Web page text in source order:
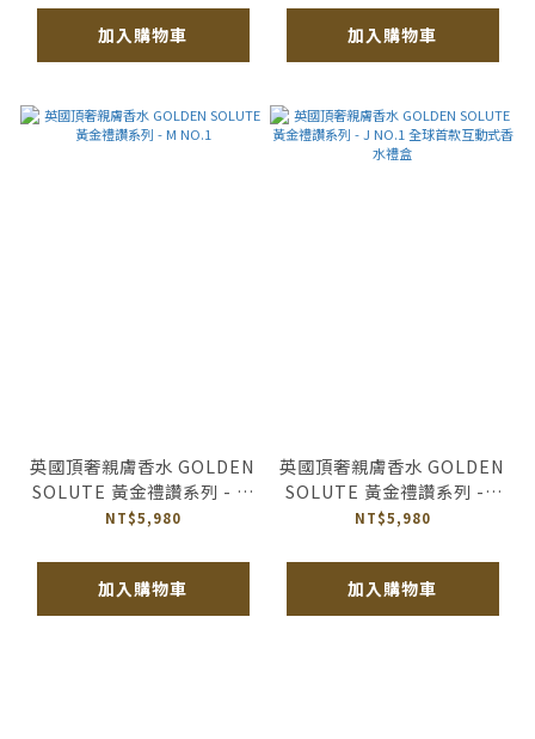
加入購物車 加入購物車
英國頂奢親膚香水 GOLDEN
SOLUTE 黃金禮讚系列 - M
NO.1
NT$5,980
加入購物車
英國頂奢親膚香水 GOLDEN
SOLUTE 黃金禮讚系列 - J
NO.1 全球首款互動式香水
NT$5,980
加入購物車